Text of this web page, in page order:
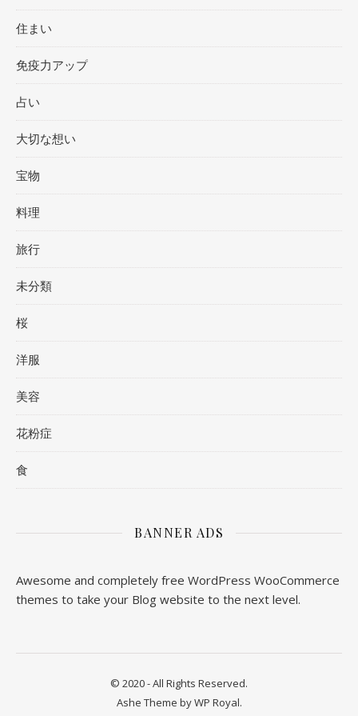
住まい
免疫力アップ
占い
大切な想い
宝物
料理
旅行
未分類
桜
洋服
美容
花粉症
食
BANNER ADS
Awesome and completely free WordPress WooCommerce
themes to take your Blog website to the next level.
© 2020 - All Rights Reserved.
Ashe Theme byWP Royal.